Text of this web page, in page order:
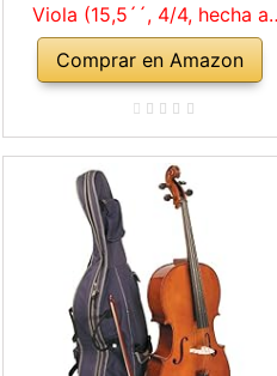
Viola (15,5´´, 4/4, hecha a
mano)
Comprar en Amazon